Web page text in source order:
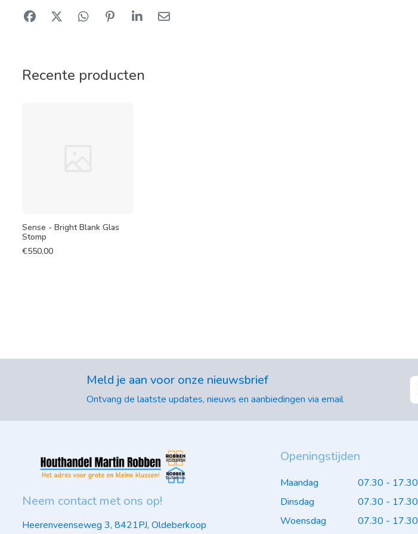
Recente producten
Sense - Bright Blank Glas
Stomp
€550,00
Meld je aan voor onze nieuwsbrief
Ontvang de laatste updates, nieuws en aanbiedingen via email
Neem contact met ons op!
Heerenveenseweg 3, 8421PJ, Oldeberkoop
Openingstijden
Maandag
07.30 - 17.30
Dinsdag
07.30 - 17.30
Woensdag
07.30 - 17.30